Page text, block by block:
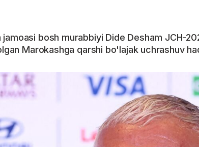
jamoasi bosh murabbiyi Dide Desham JCH-
Marokashga qarshi bo'lajak uchrashuv